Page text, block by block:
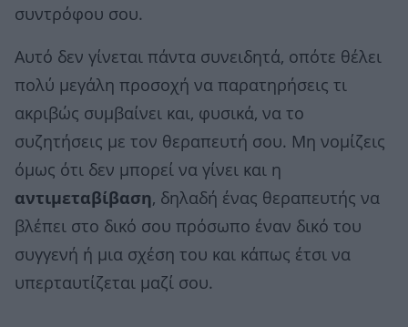
συντρόφου σου.
Αυτό δεν γίνεται πάντα συνειδητά, οπότε θέλει
πολύ μεγάλη προσοχή να παρατηρήσεις τι
ακριβώς συμβαίνει και, φυσικά, να το
συζητήσεις με τον θεραπευτή σου. Μη νομίζεις
όμως ότι δεν μπορεί να γίνει και η
αντιμεταβίβαση, δηλαδή ένας θεραπευτής να
βλέπει στο δικό σου πρόσωπο έναν δικό του
συγγενή ή μια σχέση του και κάπως έτσι να
υπερταυτίζεται μαζί σου.